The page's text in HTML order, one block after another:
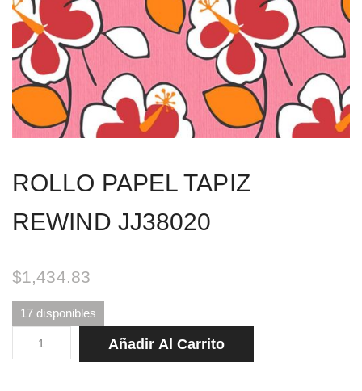
ROLLO PAPEL TAPIZ
REWIND JJ38020
$1,434.83
17 disponibles
ROLLO
PAPEL
Añadir Al Carrito